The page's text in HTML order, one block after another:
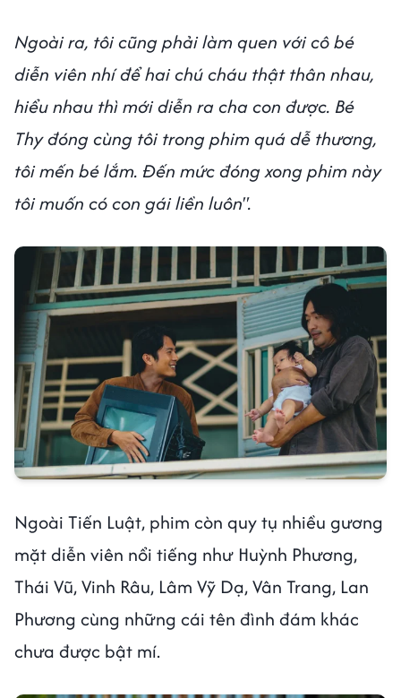
Ngoài ra, tôi cũng phải làm quen với cô bé
diễn viên nhí để hai chú cháu thật thân nhau,
hiểu nhau thì mới diễn ra cha con được. Bé
Thy đóng cùng tôi trong phim quá dễ thương,
tôi mến bé lắm. Đến mức đóng xong phim này
tôi muốn có con gái liền luôn".
Ngoài Tiến Luật, phim còn quy tụ nhiều gương
mặt diễn viên nổi tiếng như Huỳnh Phương,
Thái Vũ, Vinh Râu, Lâm Vỹ Dạ, Vân Trang, Lan
Phương cùng những cái tên đình đám khác
chưa được bật mí.